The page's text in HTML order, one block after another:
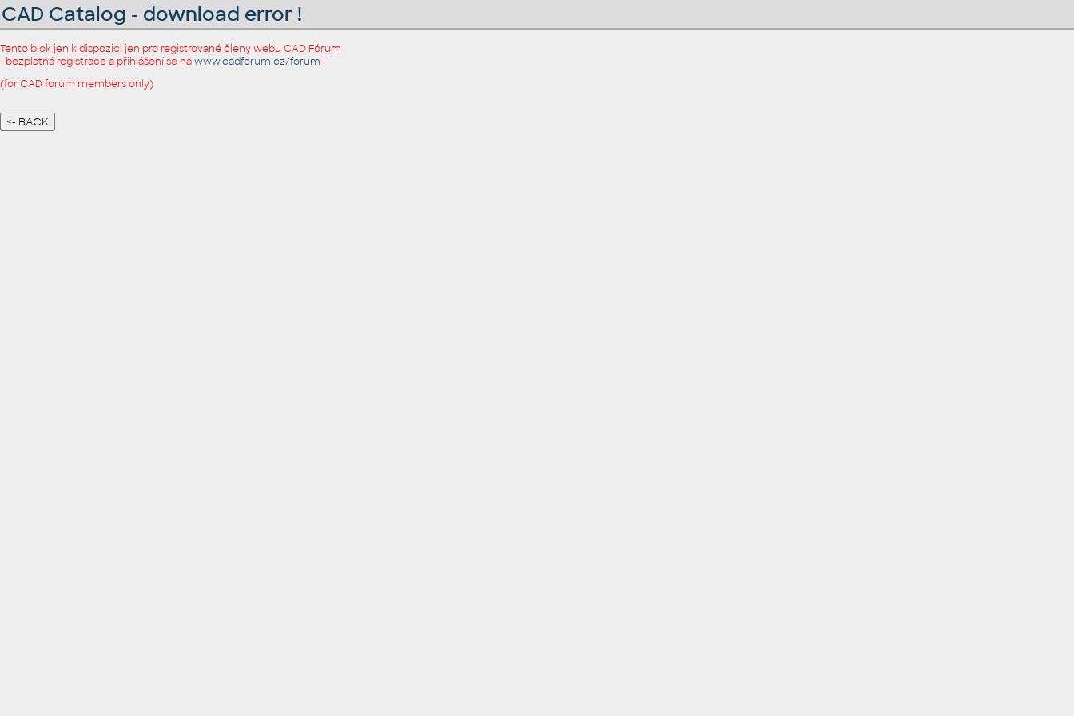
CAD Catalog - download error !
Tento blok jen k dispozici jen pro registrované členy webu CAD Fórum
- bezplatná registrace a přihlášení se nawww.cadforum.cz/forum !
(for CAD forum members only)